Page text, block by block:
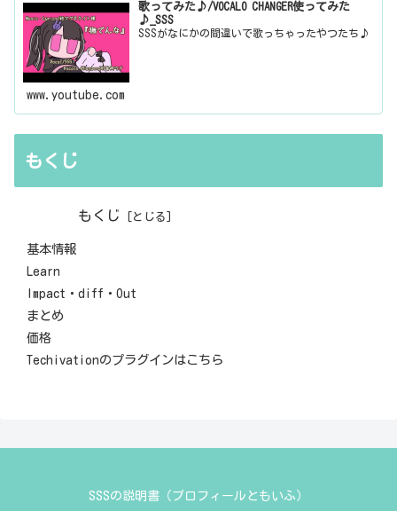
歌ってみた♪/VOCALO CHANGER使ってみた
♪_SSS
SSSがなにかの間違いで歌っちゃったやつたち♪
www.youtube.com
もくじ
もくじ
基本情報
Learn
Impact・diff・Out
まとめ
価格
Techivationのプラグインはこちら
SSSの説明書（プロフィールともいふ）